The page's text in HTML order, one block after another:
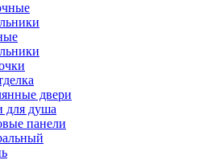
двери
для душа
панели